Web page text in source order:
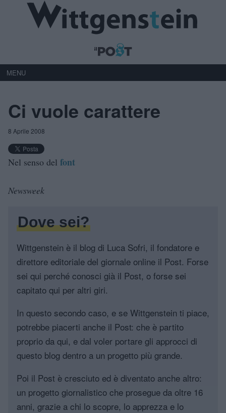
MENU
Ci vuole carattere
8 Aprile 2008
Nel senso del font
Newsweek
Dove sei?
Wittgenstein è il blog di Luca Sofri, il fondatore e
direttore editoriale del giornale online il Post. Forse
sei qui perché conosci già il Post, o forse sei
capitato qui per altri giri.
In questo secondo caso, e se Wittgenstein ti piace,
potrebbe piacerti anche il Post: che è partito
proprio da qui, e dal voler portare gli approcci di
questo blog dentro a un progetto più grande.
Poi il Post è cresciuto ed è diventato anche altro:
un progetto giornalistico che prosegue da oltre 16
anni, grazie a chi lo scopre, lo apprezza e lo